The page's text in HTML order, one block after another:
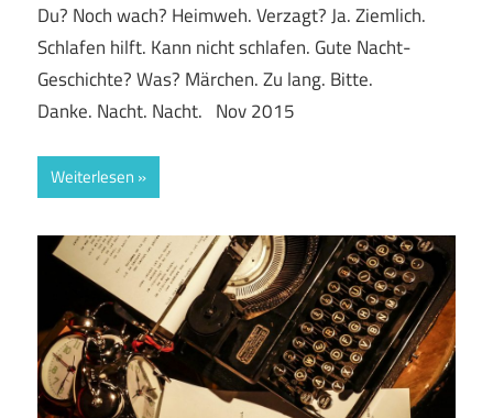
Du? Noch wach? Heimweh. Verzagt? Ja. Ziemlich.
Schlafen hilft. Kann nicht schlafen. Gute Nacht-
Geschichte? Was? Märchen. Zu lang. Bitte.
Danke. Nacht. Nacht. Nov 2015
Weiterlesen